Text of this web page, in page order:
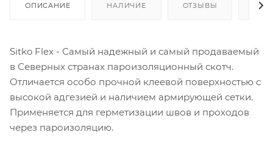
ОПИСАНИЕ НАЛИЧИЕ ОТЗЫВЫ
Sitko Flex - Самый надежный и самый продаваемый
в Северных странах пароизоляционный скотч.
Отличается особо прочной клеевой поверхностью с
высокой адгезией и наличием армирующей сетки.
Применяется для герметизации швов и проходов
через пароизоляцию.